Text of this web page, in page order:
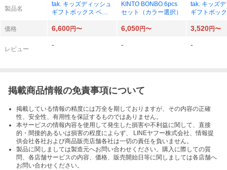
製品名
tak. キッズディッシュ
ギフトボックス ベア
選択）
KINTO BONBO 6pcs
セット（カラー選択）
tak. キッズ
ギフトボッ
価格
6,600円〜 6,050円〜 3,520円〜
レビュー
- - -
掲載商品情報の免責事項について
掲載している情報の精度には万全を期しておりますが、その内容の正確
性、安全性、有用性を保証するものではありません。
本サービスの情報内容を使用して発生した損害や不利益に関して、直接
的・間接的あるいは損害の程度によらず、 LINEヤフー株式会社、情報提
供会社各社および商品販売店舗各社は一切の責任を負いません。
製品に関しましては製造元へお問い合わせください。購入に際しての質
問、各店舗サービスの内容、価格、販売開始日等に関しましては各店舗へ
お問い合わせください。